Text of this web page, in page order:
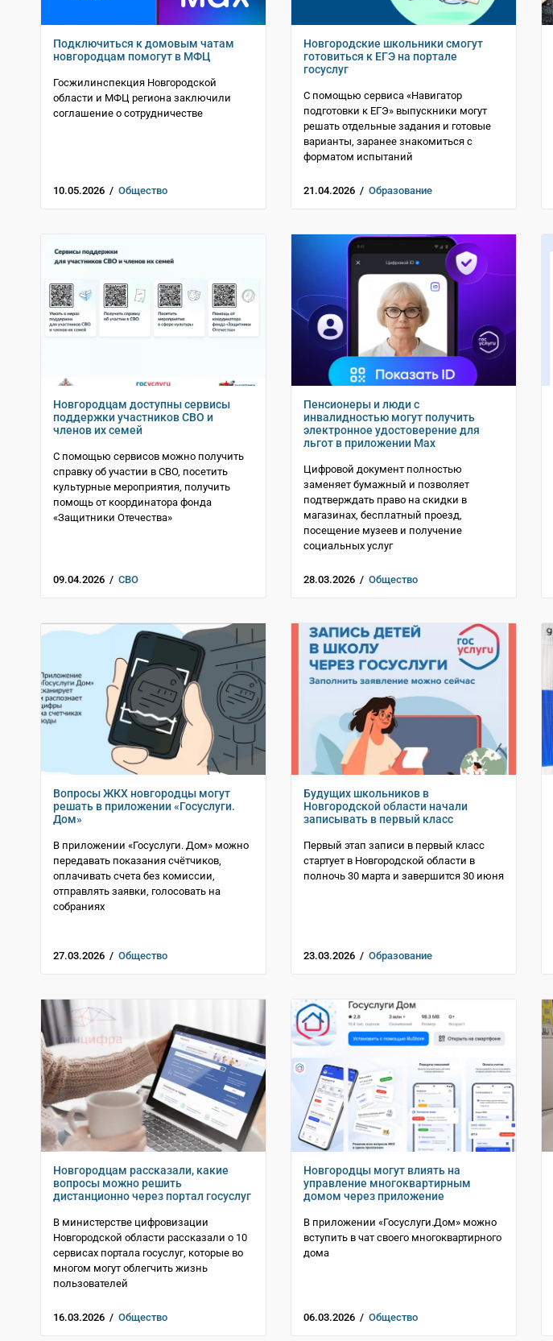
Подключиться к домовым чатам
новгородцам помогут в МФЦ
Госжилинспекция Новгородской
области и МФЦ региона заключили
соглашение о сотрудничестве
10.05.2026 / Общество
Новгородские школьники смогут
готовиться к ЕГЭ на портале
госуслуг
С помощью сервиса «Навигатор
подготовки к ЕГЭ» выпускники могут
решать отдельные задания и готовые
варианты, заранее знакомиться с
форматом испытаний
21.04.2026 / Образование
Новгородцам доступны сервисы
поддержки участников СВО и
членов их семей
С помощью сервисов можно получить
справку об участии в СВО, посетить
культурные мероприятия, получить
помощь от координатора фонда
«Защитники Отечества»
09.04.2026 / СВО
Пенсионеры и люди с
инвалидностью могут получить
электронное удостоверение для
льгот в приложении Mах
Цифровой документ полностью
заменяет бумажный и позволяет
подтверждать право на скидки в
магазинах, бесплатный проезд,
посещение музеев и получение
социальных услуг
28.03.2026 / Общество
Вопросы ЖКХ новгородцы могут
решать в приложении «Госуслуги.
Дом»
В приложении «Госуслуги. Дом» можно
передавать показания счётчиков,
оплачивать счета без комиссии,
отправлять заявки, голосовать на
собраниях
27.03.2026 / Общество
Будущих школьников в
Новгородской области начали
записывать в первый класс
Первый этап записи в первый класс
стартует в Новгородской области в
полночь 30 марта и завершится 30 июня
23.03.2026 / Образование
Новгородцам рассказали, какие
вопросы можно решить
дистанционно через портал госуслуг
В министерстве цифровизации
Новгородской области рассказали о 10
сервисах портала госуслуг, которые во
многом могут облегчить жизнь
пользователей
16.03.2026 / Общество
Новгородцы могут влиять на
управление многоквартирным
домом через приложение
В приложении «Госуслуги.Дом» можно
вступить в чат своего многоквартирного
дома
06.03.2026 / Общество